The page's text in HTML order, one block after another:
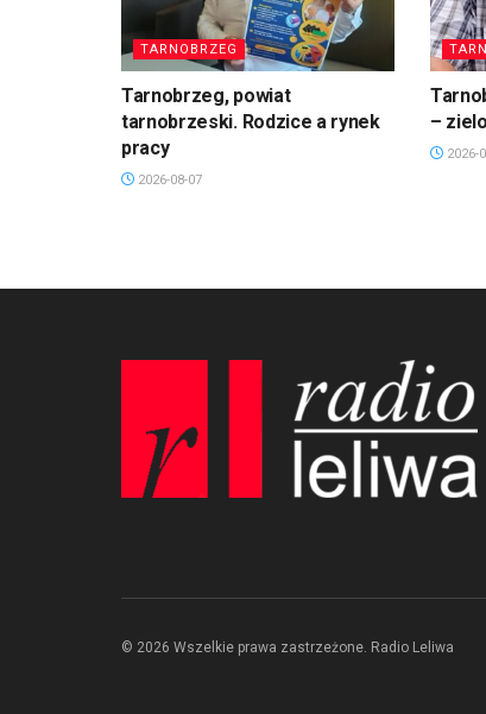
TARNOBRZEG
Tarnobrzeg, powiat
tarnobrzeski. Rodzice a rynek
pracy
2026-08-07
–
2026-
© 2026 Wszelkie prawa zastrzeżone. Radio Leliwa